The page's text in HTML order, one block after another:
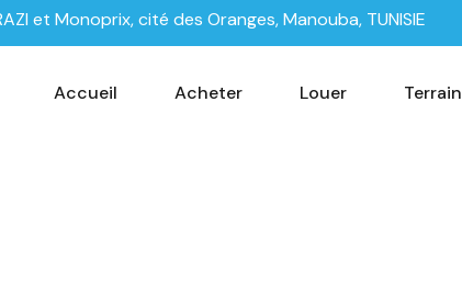
et Monoprix, cité des Oranges, Manouba, TUNISIE
Accueil Acheter Louer Terrain